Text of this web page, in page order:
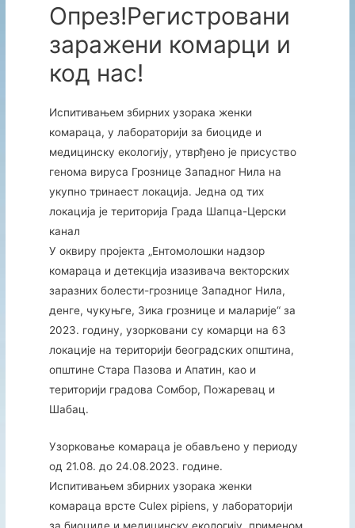
Опрез!Регистровани
заражени комарци и
код нас!
Испитивањем збирних узорака женки
комараца, у лабораторији за биоциде и
медицинску екологију, утврђено је присуство
генома вируса Грознице Западног Нила на
укупно тринаест локација. Једна од тих
локација је територија Града Шапца-Церски
канал
У оквиру пројекта „Ентомолошки надзор
комараца и детекција изазивача векторских
заразних болести-грознице Западног Нила,
денге, чукуњге, Зика грознице и маларије“ за
2023. годину, узорковани су комарци на 63
локације на територији београдских општина,
општине Стара Пазова и Апатин, као и
територији градова Сомбор, Пожаревац и
Шабац.
Узорковање комараца је обављено у периоду
од 21.08. до 24.08.2023. године.
Испитивањем збирних узорака женки
комараца врсте Culex pipiens, у лабораторији
за биоциде и медицинску екологију, применом